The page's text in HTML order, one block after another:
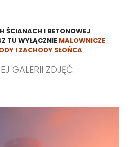
ŚCIANACH I BETONOWEJ
TU WYŁĄCZNIE MALOWNICZE
I ZACHODY SŁOŃCA
GALERII ZDJĘĆ: